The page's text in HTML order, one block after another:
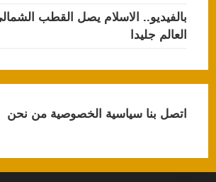
بالفيديو.. الاسلام يصل القطب
العالم جليدا
اتصل بناسياسية الخصوصيةمن نحن